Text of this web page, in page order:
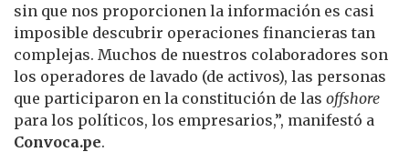
sin que nos proporcionen la información es casi
imposible descubrir operaciones financieras tan
complejas. Muchos de nuestros colaboradores son
los operadores de lavado (de activos), las personas
que participaron en la constitución de las offshore
para los políticos, los empresarios,”, manifestó a
Convoca.pe.